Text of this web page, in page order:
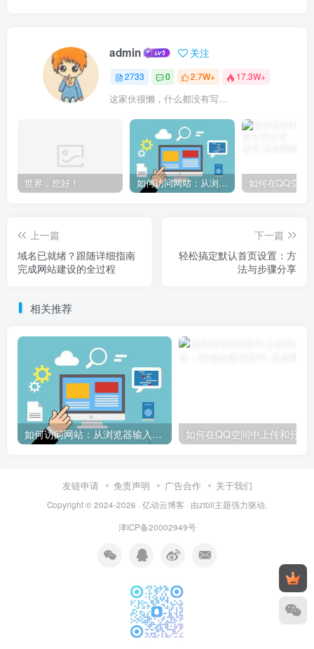
admin 关注
2733 0 2.7W+ 17.3W+
这家伙很懒，什么都没有写...
世界，您好！ 如何访问网站：从浏览器输入到页面加载的完整步骤详解
上一篇
域名已就绪？跟随详细指南
完成网站建设的全过程
下一篇
轻松搞定默认首页设置：方
法与步骤分享
相关推荐
如何访问网站：从浏览器输入到页面加载的完整步骤详解
友链申请 免责声明 广告合作 关于我们
Copyright © 2024-2026 · 亿动云博客 · 由zibll主题强力驱动.
津ICP备20002949号